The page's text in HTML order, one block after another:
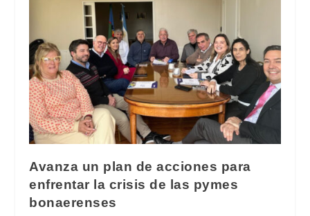
Avanza un plan de acciones para
enfrentar la crisis de las pymes
bonaerenses